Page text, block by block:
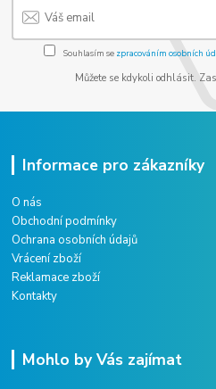
Souhlasím se zpracováním osobních
Můžete se kdykoli odhlásit.
Informace pro zákazníky
O nás
Obchodní podmínky
Ochrana osobních údajů
Vrácení zboží
Reklamace zboží
Kontakty
Mohlo by Vás zajímat